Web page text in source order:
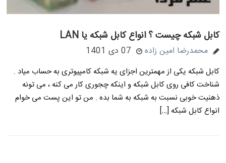
کابل شبکه چیست ؟ انواع کابل شبکه یا LAN
محمدرضا امین زاده 07 دی 1401
کابل شبکه یکی از مهمترین اجزای یه شبکه کامپیوتری به حساب میاد .
شناخت کافی روی کابل شبکه و اینکه چجوری کار می کنه ، می تونه
ذهنیت خوبی نسبت به شبکه به شما بده . من تو این پست می خوام
انواع کابل شبکه […]